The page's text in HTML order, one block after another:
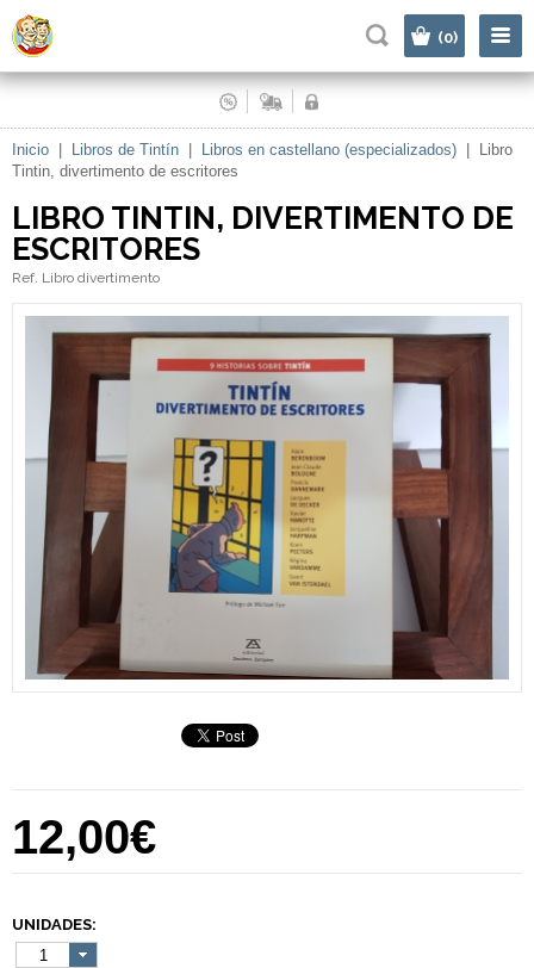
(0)
Inicio Libros de Tintín Libros en castellano (especializados)
Libro
Tintin, divertimento de escritores
LIBRO TINTIN, DIVERTIMENTO DE
ESCRITORES
Ref. Libro divertimento
12,00€
UNIDADES:
1